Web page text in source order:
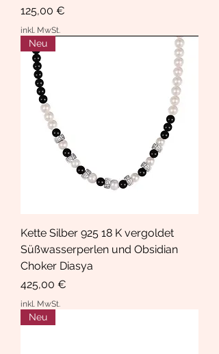
Preis
125,00 €
inkl. MwSt.
Neu
Kette Silber 925 18 K vergoldet
Süßwasserperlen und Obsidian
Choker Diasya
Preis
425,00 €
inkl. MwSt.
Neu